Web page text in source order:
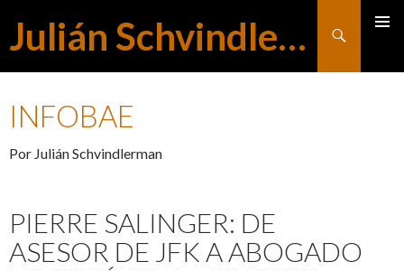
Julián Schvindlerman
Buscar
INFOBAE
Por Julián Schvindlerman
PIERRE SALINGER: DE
ASESOR DE JFK A ABOGADO